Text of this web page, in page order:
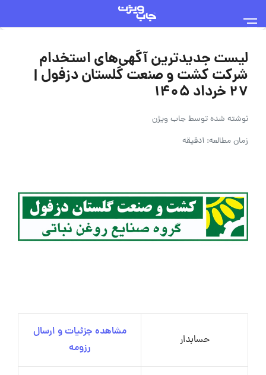
لیست جدیدترین آگهی‌های استخدام
شرکت کشت و صنعت گلستان دزفول |
۲۷ خرداد ۱۴۰۵
نوشته شده توسطجاب ویژن
زمان مطالعه: 1دقیقه
حسابدار
مشاهده جزئیات و ارسال
رزومه